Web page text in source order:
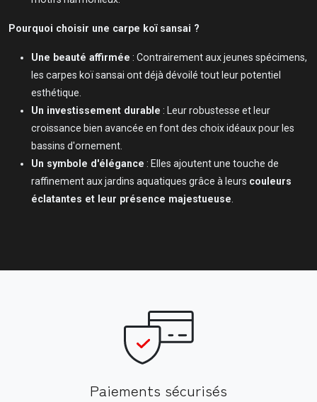
Pourquoi choisir une carpe koï sansai ?
Une beauté affirmée : Contrairement aux jeunes spécimens,
les carpes koï sansai ont déjà dévoilé tout leur potentiel
esthétique.
Un investissement durable : Leur robustesse et leur
croissance bien avancée en font des choix idéaux pour les
bassins d'ornement.
Un symbole d'élégance : Elles ajoutent une touche de
raffinement aux jardins aquatiques grâce à leurs couleurs
éclatantes et leur présence majestueuse
Paiements sécurisés